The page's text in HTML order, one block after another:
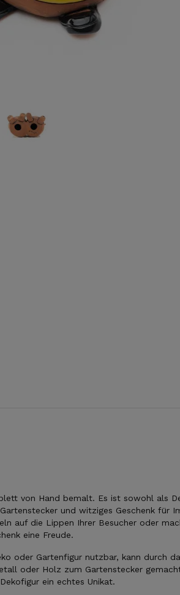
von Hand bemalt. Es ist sowohl als
und witziges Geschenk für
auf die Lippen Ihrer Besucher oder
eine Freude.
oder Gartenfigur nutzbar, kann durch
oder Holz zum Gartenstecker
ein echtes Unikat.